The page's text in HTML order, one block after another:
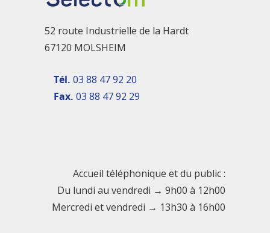
52 route Industrielle de la Hardt
67120 MOLSHEIM
Tél. 03 88 47 92 20
Fax. 03 88 47 92 29
Accueil téléphonique et du public :
Du lundi au vendredi → 9h00 à 12h00
Mercredi et vendredi → 13h30 à 16h00